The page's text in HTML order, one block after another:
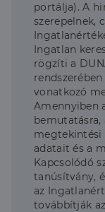
portálja). A
szerepelnek,
Ingatlan
rögzíti a
vonatkozó
Amennyiben
adatait és a
Kapcsolódó
tanúsítvány,
az
továbbítják